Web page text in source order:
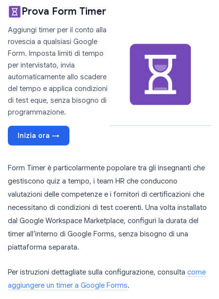
Prova Form Timer
Aggiungi timer per il conto alla
rovescia a qualsiasi Google
Form. Imposta limiti di tempo
per intervistato, invia
automaticamente allo scadere
del tempo e applica condizioni
di test eque, senza bisogno di
programmazione.
Inizia ora →
Form Timer è particolarmente popolare tra gli insegnanti che
gestiscono quiz a tempo, i team HR che conducono
valutazioni delle competenze e i fornitori di certificazioni che
necessitano di condizioni di test coerenti. Una volta installato
dal Google Workspace Marketplace, configuri la durata del
timer all’interno di Google Forms, senza bisogno di una
piattaforma separata.
Per istruzioni dettagliate sulla configurazione, consulta come
aggiungere un timer a Google Forms.